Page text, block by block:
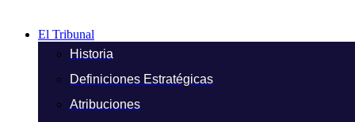
El Tribunal
Historia
Definiciones Estratégicas
Atribuciones